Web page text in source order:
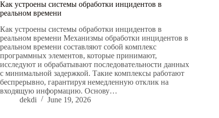
Как устроены системы обработки инцидентов в
реальном времени
Как устроены системы обработки инцидентов в
реальном времени Механизмы обработки инцидентов в
реальном времени составляют собой комплекс
программных элементов, которые принимают,
исследуют и обрабатывают последовательности данных
с минимальной задержкой. Такие комплексы работают
беспрерывно, гарантируя немедленную отклик на
входящую информацию. Основу…
dekdi
June 19, 2026